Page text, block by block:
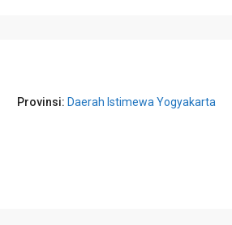
Provinsi: Daerah Istimewa Yogyakarta